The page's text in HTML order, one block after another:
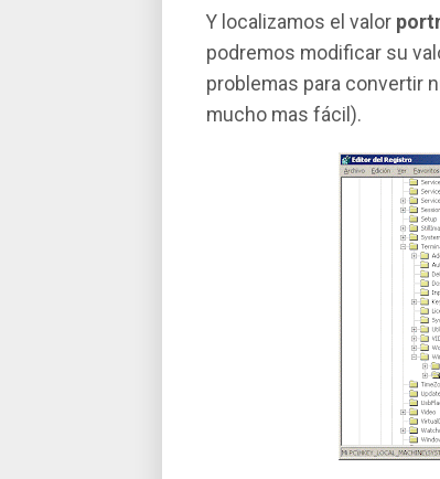
Y localizamos el valor
podremos modificar su
problemas para convertir
mucho mas fácil).